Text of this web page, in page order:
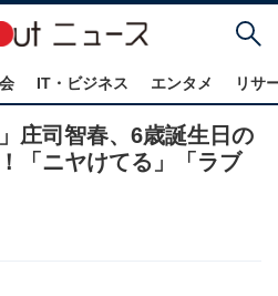
IT・ビジネス エンタメ リサ
庄司智春、6歳誕生日の
「ニヤけてる」「ラブ